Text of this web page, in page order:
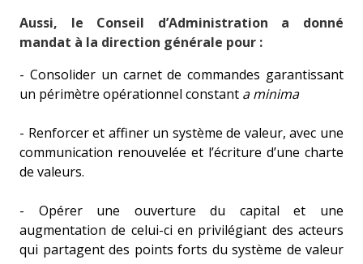
Aussi, le Conseil d’Administration a donné
mandat à la direction générale pour :
- Consolider un carnet de commandes garantissant
un périmètre opérationnel constant a minima
- Renforcer et affiner un système de valeur, avec une
communication renouvelée et l’écriture d’une charte
de valeurs.
- Opérer une ouverture du capital et une
augmentation de celui-ci en privilégiant des acteurs
qui partagent des points forts du système de valeur